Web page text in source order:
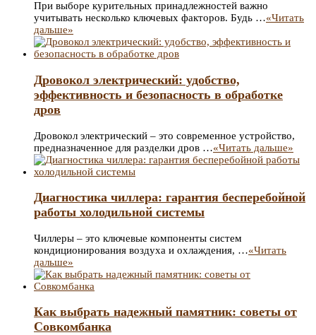
При выборе курительных принадлежностей важно
учитывать несколько ключевых факторов. Будь …«Читать
дальше»
Дровокол электрический: удобство,
эффективность и безопасность в обработке
дров
Дровокол электрический – это современное устройство,
предназначенное для разделки дров …«Читать дальше»
Диагностика чиллера: гарантия бесперебойной
работы холодильной системы
Чиллеры – это ключевые компоненты систем
кондиционирования воздуха и охлаждения, …«Читать
дальше»
Как выбрать надежный памятник: советы от
Совкомбанка